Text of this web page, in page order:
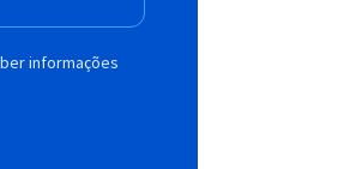
informações